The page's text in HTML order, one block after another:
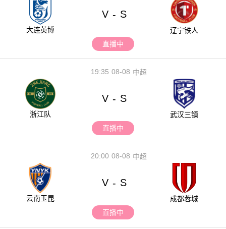
大连英博
V - S
辽宁铁人
直播中
08-08
19:35 中超
浙江队
V - S
武汉三镇
直播中
08-08
20:00 中超
云南玉昆
V - S
成都蓉城
直播中